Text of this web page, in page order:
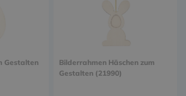
Gestalten
Bilderrahmen Häschen zum
Gestalten (21990)